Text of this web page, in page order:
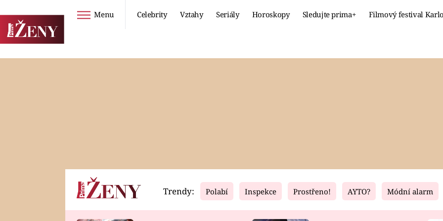
Menu Celebrity Vztahy Seriály Horoskopy Sledujte prima+ Filmový festival
Horoskopy Video Fresh Living
Trendy: Polabí Inspekce Prostřeno! AYTO? Módní alarm